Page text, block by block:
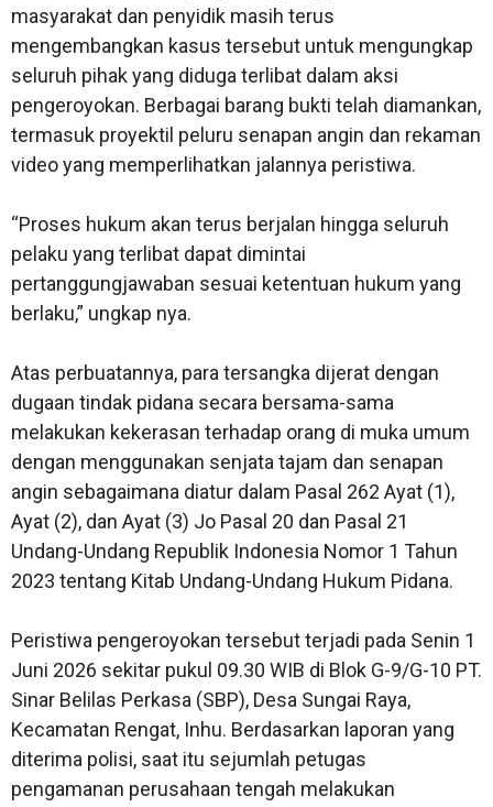
masyarakat dan penyidik masih terus
mengembangkan kasus tersebut untuk mengungkap
seluruh pihak yang diduga terlibat dalam aksi
pengeroyokan. Berbagai barang bukti telah diamankan,
termasuk proyektil peluru senapan angin dan rekaman
video yang memperlihatkan jalannya peristiwa.
“Proses hukum akan terus berjalan hingga seluruh
pelaku yang terlibat dapat dimintai
pertanggungjawaban sesuai ketentuan hukum yang
berlaku,” ungkap nya.
Atas perbuatannya, para tersangka dijerat dengan
dugaan tindak pidana secara bersama-sama
melakukan kekerasan terhadap orang di muka umum
dengan menggunakan senjata tajam dan senapan
angin sebagaimana diatur dalam Pasal 262 Ayat (1),
Ayat (2), dan Ayat (3) Jo Pasal 20 dan Pasal 21
Undang-Undang Republik Indonesia Nomor 1 Tahun
2023 tentang Kitab Undang-Undang Hukum Pidana.
Peristiwa pengeroyokan tersebut terjadi pada Senin 1
Juni 2026 sekitar pukul 09.30 WIB di Blok G-9/G-10 PT.
Sinar Belilas Perkasa (SBP), Desa Sungai Raya,
Kecamatan Rengat, Inhu. Berdasarkan laporan yang
diterima polisi, saat itu sejumlah petugas
pengamanan perusahaan tengah melakukan